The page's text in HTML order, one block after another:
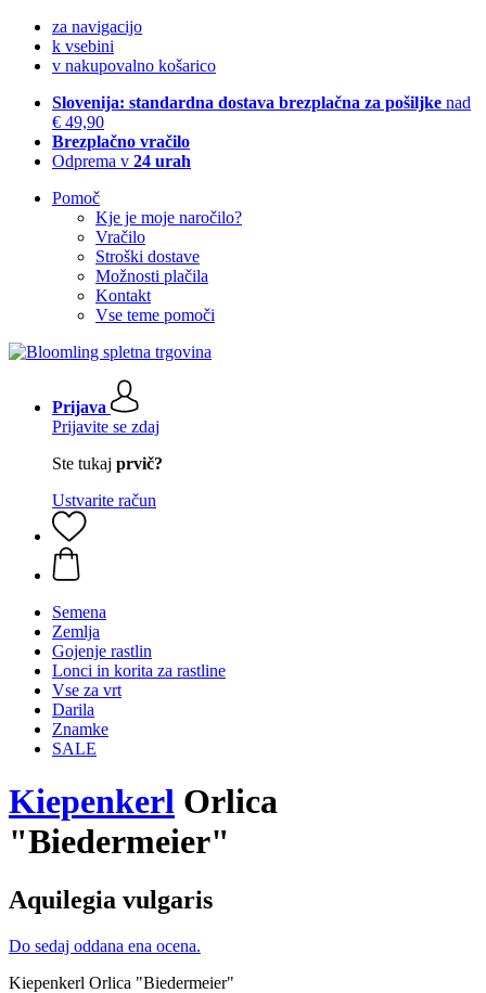
za navigacijo
k vsebini
v nakupovalno košarico
Slovenija: standardna dostava brezplačna za pošiljke nad
€ 49,90
Brezplačno vračilo
Odprema v 24 urah
Pomoč
Kje je moje naročilo?
Vračilo
Stroški dostave
Možnosti plačila
Kontakt
Vse teme pomoči
Prijava
Prijavite se zdaj
Ste tukaj prvič?
Ustvarite račun
Semena
Zemlja
Gojenje rastlin
Lonci in korita za rastline
Vse za vrt
Darila
Znamke
SALE
Kiepenkerl Orlica
"Biedermeier"
Aquilegia vulgaris
Do sedaj oddana ena ocena.
Kiepenkerl Orlica "Biedermeier"